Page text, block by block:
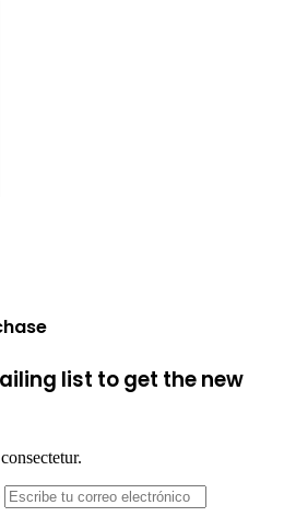
list to get the new